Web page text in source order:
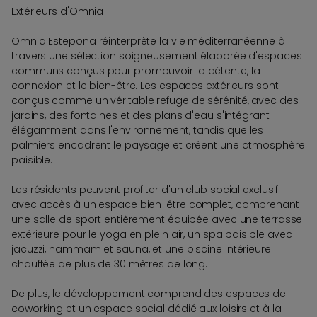
Extérieurs d'Omnia
Omnia Estepona réinterprète la vie méditerranéenne à
travers une sélection soigneusement élaborée d'espaces
communs conçus pour promouvoir la détente, la
connexion et le bien-être. Les espaces extérieurs sont
conçus comme un véritable refuge de sérénité, avec des
jardins, des fontaines et des plans d'eau s'intégrant
élégamment dans l'environnement, tandis que les
palmiers encadrent le paysage et créent une atmosphère
paisible.
Les résidents peuvent profiter d'un club social exclusif
avec accès à un espace bien-être complet, comprenant
une salle de sport entièrement équipée avec une terrasse
extérieure pour le yoga en plein air, un spa paisible avec
jacuzzi, hammam et sauna, et une piscine intérieure
chauffée de plus de 30 mètres de long.
De plus, le développement comprend des espaces de
coworking et un espace social dédié aux loisirs et à la